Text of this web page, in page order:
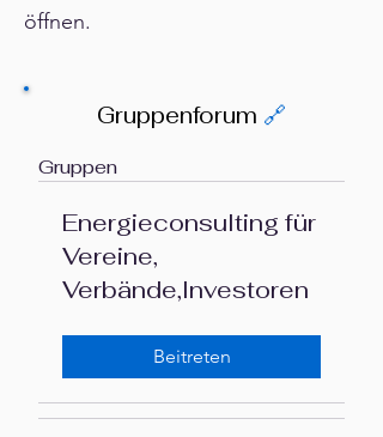
öffnen.
Gruppenforum 🔗
Gruppen
Energieconsulting für
Vereine,
Verbände,Investoren
Beitreten